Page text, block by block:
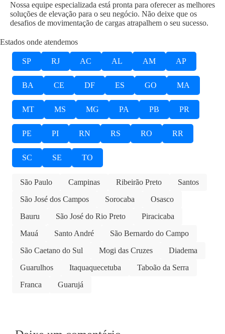
Nossa equipe especializada está pronta para oferecer as melhores
soluções de elevação para o seu negócio. Não deixe que os
desafios de movimentação de cargas atrapalhem o seu sucesso.
Estados onde atendemos
SP RJ AC AL AM AP
BA CE DF ES GO MA
MT MS MG PA PB PR
PE PI RN RS RO RR
SC SE TO
São Paulo Campinas Ribeirão Preto
Santos
São José dos Campos
Sorocaba
Osasco
Bauru
São José do Rio Preto
Piracicaba
Mauá
Santo André
São Bernardo do Campo
São Caetano do Sul
Mogi das Cruzes
Diadema
Guarulhos
Itaquaquecetuba
Taboão da Serra
Franca
Guarujá